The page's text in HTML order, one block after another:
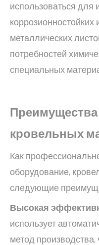
использоваться для
коррозионностойких
металлических
потребностей
специальных
Преимущества
кровельных
Как
оборудование,
следующие
Высокая
использует
метод